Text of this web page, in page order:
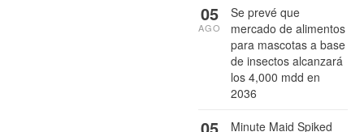
Se prevé que
mercado de alimentos
para mascotas a base
de insectos alcanzará
los 4,000 mdd en
2036
05
AGO
Minute Maid Spiked